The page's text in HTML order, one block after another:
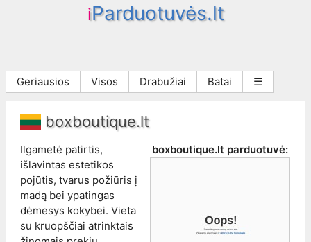
iParduotuvės.lt
Geriausios Visos Drabužiai Batai ☰
boxboutique.lt
boxboutique.lt parduotuvė:
Ilgametė patirtis,
išlavintas estetikos
pojūtis, tvarus požiūris į
madą bei ypatingas
dėmesys kokybei. Vieta
su kruopščiai atrinktais